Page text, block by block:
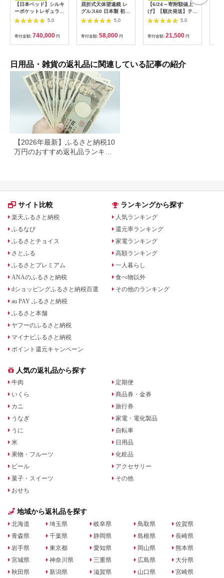
【日本ベッド】シルキ
ーポケットレギュラー
11334 シングル 日本
ベッド シルキーポケ
ットレギュラー シン
グル 通気性 ロングセ
ラー 放湿性 ※沖縄
5.0
寄付金額: 740,000 円
屈折式天体望遠鏡 レ
グルス60 日本製 初心
者用 スマホ撮影 (カラ
ー：オレンジ）
【1835-2】
5.0
寄付金額: 58,000 円
【6/24～寄附額値上
げ】【順次発送】ティ
ッシュペーパー 20箱
＆ トイレットロール
(ダブル) 48個 福祉施
設支援 日用品 常備品
備蓄品 box ちり紙 テ
ィッシュ パルプ
100％ 無香料 1箱
5.0
寄付金額: 21,500 円
日用品・雑貨の返礼品に関連している記事の紹介
【2026年最新】ふるさと納税10
万円のおすすめ返礼品ランキン
サイト比較
楽天ふるさと納税
ふるなび
ふるさとチョイス
さとふる
ふるさとプレミアム
ANAのふるさと納税
dショッピングふるさと納税百選
au PAY ふるさと納税
ふるさと本舗
ヤフーのふるさと納税
マイナビふるさと納税
ポイント還元キャンペーン
ランキングから探す
人気ランキング
還元率ランキング
家電ランキング
高額ランキング
一人暮らし
食べ物以外
その他のランキング
人気の返礼品から探す
牛肉
いくら
カニ
うなぎ
うに
米
果物・フルーツ
ビール
菓子・スイーツ
おせち
定期便
商品券・金券
旅行券
家電・電化製品
自転車
日用品
化粧品
アクセサリー
その他
地域から返礼品を探す
北海道
青森県
岩手県
宮城県
秋田県
埼玉県
千葉県
東京都
神奈川県
新潟県
岐阜県
静岡県
愛知県
三重県
滋賀県
鳥取県
島根県
岡山県
広島県
山口県
佐賀県
長崎県
熊本県
大分県
宮崎県